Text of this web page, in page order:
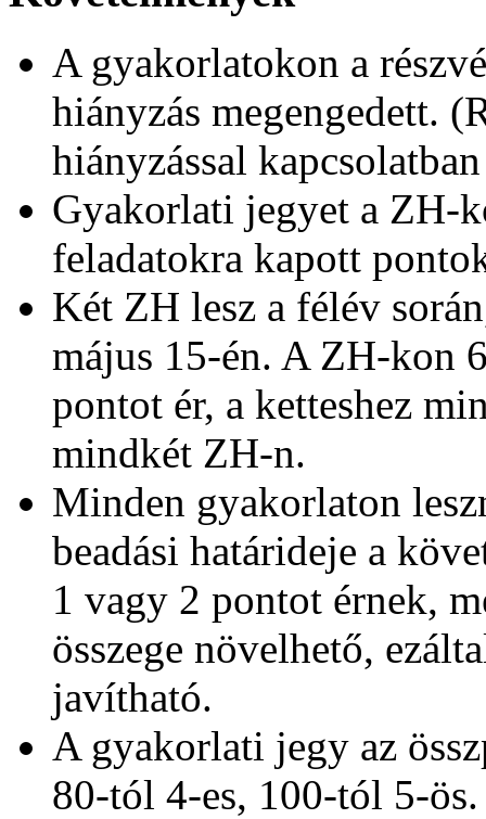
A gyakorlatokon a
hiányzás megengedett.
hiányzással
Gyakorlati jegyet a ZH-
feladatokra kapott
Két ZH lesz a félév
május 15-én. A ZH-kon
pontot ér, a ketteshez
mindkét ZH-n.
Minden gyakorlaton
beadási határideje a
1 vagy 2 pontot érnek,
összege növelhető,
javítható.
A gyakorlati jegy az
80-tól 4-es, 100-tól 5-ös.